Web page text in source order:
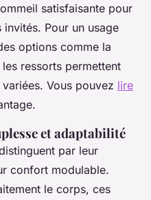
satisfaisante pour
Pour un usage
options comme la
ressorts permettent
Vous pouvez lire
et adaptabilité
par leur
confort modulable.
le corps, ces